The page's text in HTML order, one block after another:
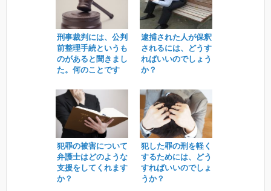
刑事裁判には、公判
前整理手続というも
のがあると聞きまし
た。何のことです
逮捕された人が保釈
されるには、どうす
ればいいのでしょう
か？
犯罪の被害について
弁護士はどのような
支援をしてくれます
か？
犯した罪の刑を軽く
するためには、どう
すればいいのでしょ
うか？